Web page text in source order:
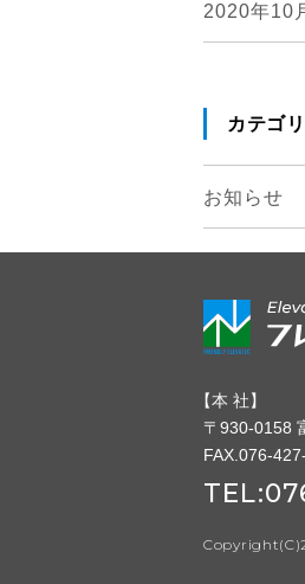
2020年10
カテゴリ
お知らせ
【本 社】
〒930-0158
FAX.076-
TEL: